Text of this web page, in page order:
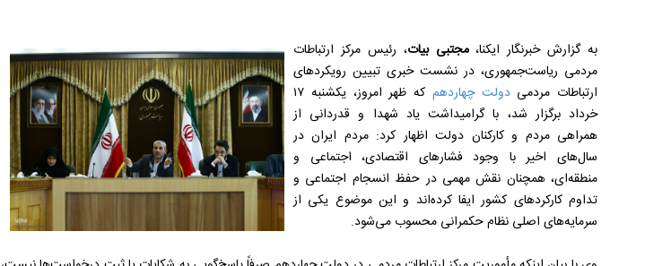
به گزارش خبرنگار ایکنا،مجتبی بیات، رئیس مرکز ارتباطات
مردمی ریاست‌جمهوری، در نشست خبری تبیین رویکردهای
ارتباطات مردمیدولت چهاردهم
که ظهر امروز، یکشنبه ۱۷
خرداد برگزار شد، با گرامیداشت یاد شهدا و قدردانی از
همراهی مردم و کارکنان دولت اظهار کرد: مردم ایران در
سال‌های اخیر با وجود فشارهای اقتصادی، اجتماعی و
منطقه‌ای، همچنان نقش مهمی در حفظ انسجام اجتماعی و
تداوم کارکردهای کشور ایفا کرده‌اند و این موضوع یکی از
سرمایه‌های اصلی نظام حکمرانی محسوب می‌شود.